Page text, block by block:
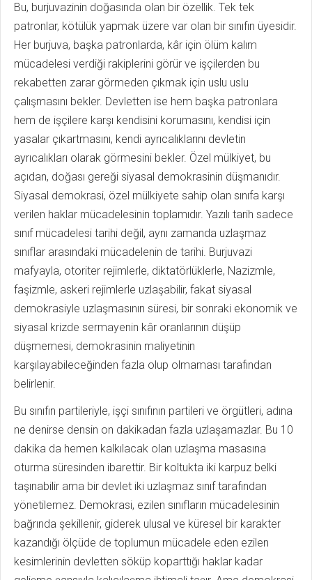
Bu, burjuvazinin doğasında olan bir özellik. Tek tek
patronlar, kötülük yapmak üzere var olan bir sınıfın üyesidir.
Her burjuva, başka patronlarda, kâr için ölüm kalım
mücadelesi verdiği rakiplerini görür ve işçilerden bu
rekabetten zarar görmeden çıkmak için uslu uslu
çalışmasını bekler. Devletten ise hem başka patronlara
hem de işçilere karşı kendisini korumasını, kendisi için
yasalar çıkartmasını, kendi ayrıcalıklarını devletin
ayrıcalıkları olarak görmesini bekler. Özel mülkiyet, bu
açıdan, doğası gereği siyasal demokrasinin düşmanıdır.
Siyasal demokrasi, özel mülkiyete sahip olan sınıfa karşı
verilen haklar mücadelesinin toplamıdır. Yazılı tarih sadece
sınıf mücadelesi tarihi değil, aynı zamanda uzlaşmaz
sınıflar arasındaki mücadelenin de tarihi. Burjuvazi
mafyayla, otoriter rejimlerle, diktatörlüklerle, Nazizmle,
faşizmle, askeri rejimlerle uzlaşabilir, fakat siyasal
demokrasiyle uzlaşmasının süresi, bir sonraki ekonomik ve
siyasal krizde sermayenin kâr oranlarının düşüp
düşmemesi, demokrasinin maliyetinin
karşılayabileceğinden fazla olup olmaması tarafından
belirlenir.
Bu sınıfın partileriyle, işçi sınıfının partileri ve örgütleri, adına
ne denirse densin on dakikadan fazla uzlaşamazlar. Bu 10
dakika da hemen kalkılacak olan uzlaşma masasına
oturma süresinden ibarettir. Bir koltukta iki karpuz belki
taşınabilir ama bir devlet iki uzlaşmaz sınıf tarafından
yönetilemez. Demokrasi, ezilen sınıfların mücadelesinin
bağrında şekillenir, giderek ulusal ve küresel bir karakter
kazandığı ölçüde de toplumun mücadele eden ezilen
kesimlerinin devletten söküp koparttığı haklar kadar